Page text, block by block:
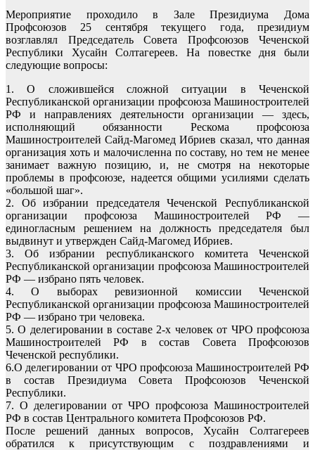
Мероприятие проходило в Зале Президиума Дома
Профсоюзов 25 сентября текущего года, президиум
возглавлял Председатель Совета Профсоюзов Чеченской
Республики Хусайн Солтагереев. На повестке дня были
следующие вопросы:
1. О сложившейся сложной ситуации в Чеченской
Республиканской организации профсоюза Машиностроителей
РФ и направлениях деятельности организации — здесь,
исполняющий обязанности Рескома профсоюза
Машиностроителей Сайд-Магомед Ибриев сказал, что данная
организация хоть и малочисленна по составу, но тем не менее
занимает важную позицию, и, не смотря на некоторые
проблемы в профсоюзе, надеется общими усилиями сделать
«большой шаг».
2. Об избрании председателя Чеченской Республиканской
организации профсоюза Машиностроителей РФ —
единогласным решением на должность председателя был
выдвинут и утвержден Сайд-Магомед Ибриев.
3. Об избрании республиканского комитета Чеченской
Республиканской организации профсоюза Машиностроителей
РФ — избрано пять человек.
4. О выборах ревизионной комиссии Чеченской
Республиканской организации профсоюза Машиностроителей
РФ — избрано три человека.
5. О делегировании в составе 2-х человек от ЧРО профсоюза
Машиностроителей РФ в состав Совета Профсоюзов
Чеченской республики.
6.О делегировании от ЧРО профсоюза Машиностроителей РФ
в состав Президиума Совета Профсоюзов Чеченской
Республики.
7. О делегировании от ЧРО профсоюза Машиностроителей
РФ в состав Центрального комитета Профсоюзов РФ.
После решений данных вопросов, Хусайн Солтагереев
обратился к присутствующим с поздравлениями и